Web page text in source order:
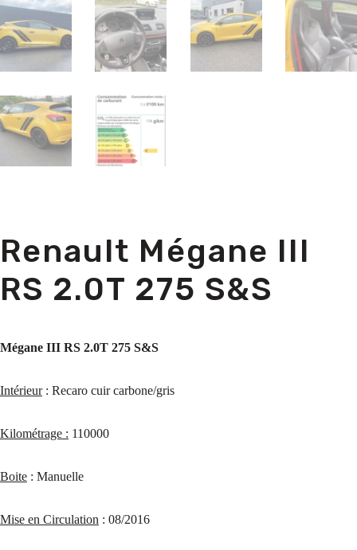
Renault Mégane III
RS 2.0T 275 S&S
Mégane III RS 2.0T 275 S&S
Intérieur: Recaro cuir carbone/gris
Kilométrage : 110000
Boite : Manuelle
Mise en Circulation : 08/2016